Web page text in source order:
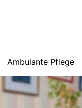
Ambulante Pflege